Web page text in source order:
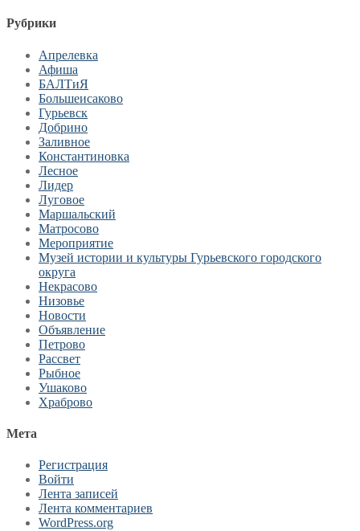
Рубрики
Апрелевка
Афиша
БАЛТиЯ
Большеисаково
Гурьевск
Добрино
Заливное
Константиновка
Лесное
Лидер
Луговое
Маршальский
Матросово
Мероприятие
Музей истории и культуры Гурьевского городского
округа
Некрасово
Низовье
Новости
Объявление
Петрово
Рассвет
Рыбное
Ушаково
Храброво
Мета
Регистрация
Войти
Лента записей
Лента комментариев
WordPress.org